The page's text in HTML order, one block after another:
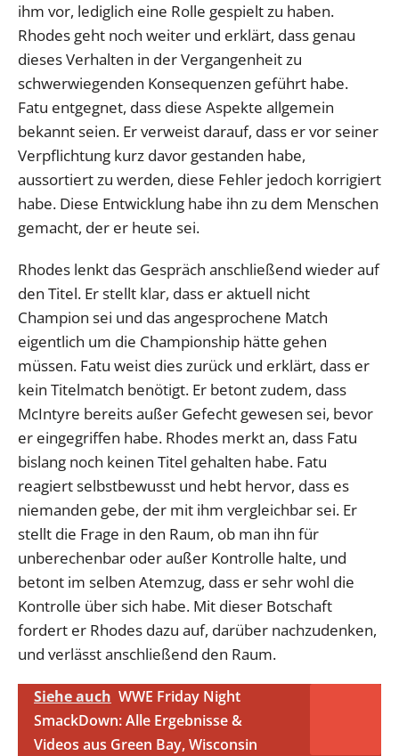
ihm vor, lediglich eine Rolle gespielt zu haben.
Rhodes geht noch weiter und erklärt, dass genau
dieses Verhalten in der Vergangenheit zu
schwerwiegenden Konsequenzen geführt habe.
Fatu entgegnet, dass diese Aspekte allgemein
bekannt seien. Er verweist darauf, dass er vor seiner
Verpflichtung kurz davor gestanden habe,
aussortiert zu werden, diese Fehler jedoch korrigiert
habe. Diese Entwicklung habe ihn zu dem Menschen
gemacht, der er heute sei.
Rhodes lenkt das Gespräch anschließend wieder auf
den Titel. Er stellt klar, dass er aktuell nicht
Champion sei und das angesprochene Match
eigentlich um die Championship hätte gehen
müssen. Fatu weist dies zurück und erklärt, dass er
kein Titelmatch benötigt. Er betont zudem, dass
McIntyre bereits außer Gefecht gewesen sei, bevor
er eingegriffen habe. Rhodes merkt an, dass Fatu
bislang noch keinen Titel gehalten habe. Fatu
reagiert selbstbewusst und hebt hervor, dass es
niemanden gebe, der mit ihm vergleichbar sei. Er
stellt die Frage in den Raum, ob man ihn für
unberechenbar oder außer Kontrolle halte, und
betont im selben Atemzug, dass er sehr wohl die
Kontrolle über sich habe. Mit dieser Botschaft
fordert er Rhodes dazu auf, darüber nachzudenken,
und verlässt anschließend den Raum.
Siehe auch WWE Friday Night
SmackDown: Alle Ergebnisse &
Videos aus Green Bay, Wisconsin